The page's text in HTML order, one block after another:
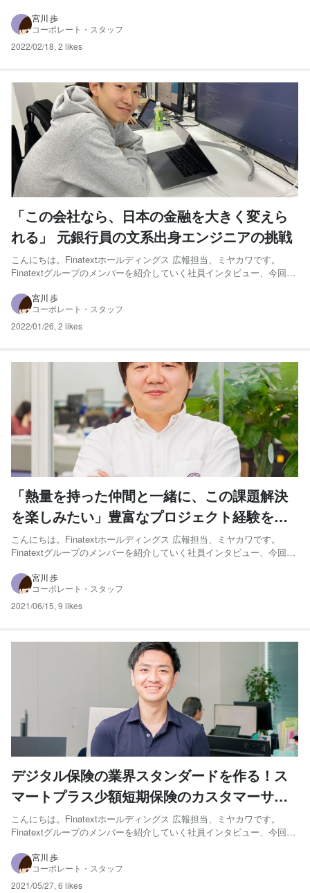
した！ 塚本 幸嗣 – ソリューションアーキテクト CNET Japan（現 朝
日インタラクティ...
宮川 歩
コーポレート・スタッフ
2022/02/18, 2 likes
「この会社なら、日本の金融を大きく変えら
れる」 元銀行員の文系出身エンジニアの挑戦
こんにちは。Finatextホールディングス 広報担当、ミヤカワです。
Finatextグループのメンバーを紹介していく社員インタビュー、今回は
エンジニア 京都大学経済学部卒業後、新卒で株式会社三井住友銀行に
入行し、法人営業を2年間...
宮川 歩
コーポレート・スタッフ
2022/01/26, 2 likes
「熱量を持った仲間と一緒に、この課題解決
を楽しみたい」豊富なプロジェクト経験を活
かし縦横無尽に活躍する、SIer出身のテック
リード
こんにちは。Finatextホールディングス 広報担当、ミヤカワです。
Finatextグループのメンバーを紹介していく社員インタビュー、今回は
– エンジニア（テックリード） 新卒で日本ユニシス株式会社に入社
し、約7年間エンジニアとして...
宮川 歩
コーポレート・スタッフ
2021/06/15, 9 likes
デジタル保険の業界スタンダードを作る！ス
マートプラス少額短期保険のカスタマーサク
セス
こんにちは。Finatextホールディングス 広報担当、ミヤカワです。
Finatextグループのメンバーを紹介していく社員インタビュー、今回
「母子保険はぐ 」をはじめとする保険サービスのカスタマーサクセス
を担当する真鍋航太さんにお話をうかがいました！ ...
宮川 歩
コーポレート・スタッフ
2021/05/27, 6 likes